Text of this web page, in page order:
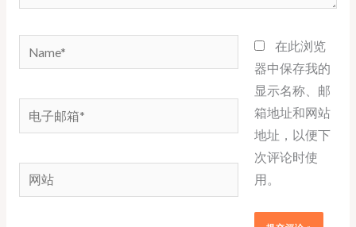
Name*
电
子
箱
*
网
站
在此浏览
器中保存我的
显示名称、邮
箱地址和网站
地址，以便下
次评论时使
用。